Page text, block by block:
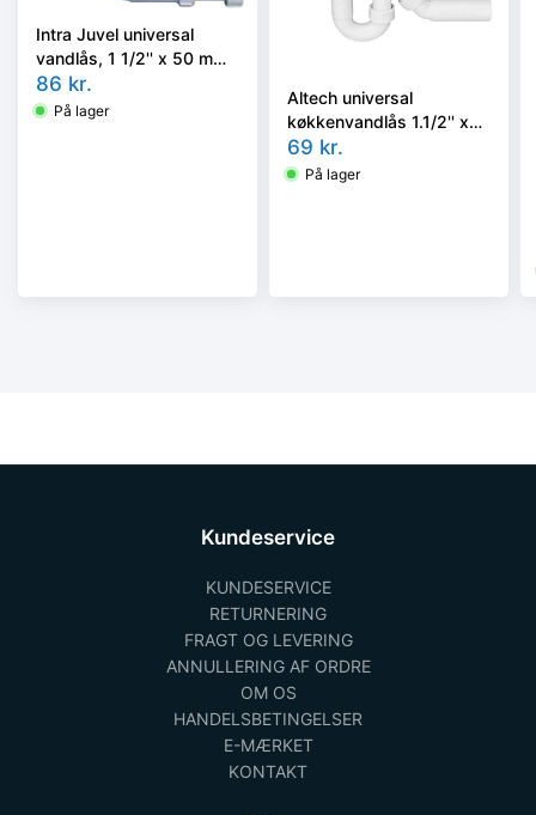
Intra Juvel universal
vandlås, 1 1/2'' x 50 mm,
grå, 19021
86 kr.
På lager
Altech universal
køkkenvandlås 1.1/2'' x
50 mm. PP
69 kr.
På lager
Kundeservice
KUNDESERVICE
RETURNERING
FRAGT OG LEVERING
ANNULLERING AF ORDRE
OM OS
HANDELSBETINGELSER
E-MÆRKET
KONTAKT